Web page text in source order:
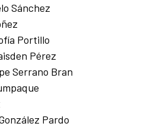
Sánchez
Portillo
Pérez
Serrano Bran
Pardo